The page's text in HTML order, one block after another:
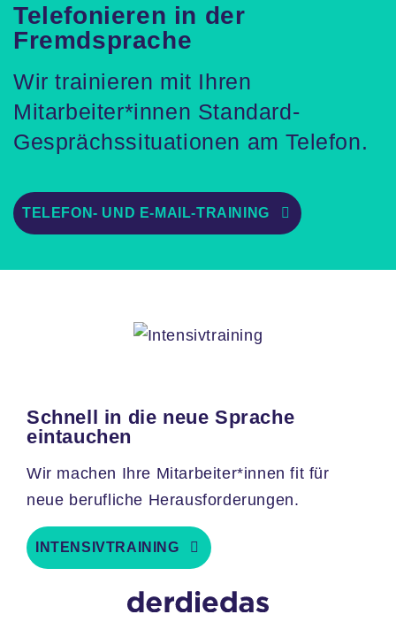
Telefonieren in der
Fremdsprache
Wir trainieren mit Ihren
Mitarbeiter*innen Standard-
Gesprächssituationen am Telefon.
TELEFON- UND E-MAIL-TRAINING
Schnell in die neue Sprache
eintauchen
Wir machen Ihre Mitarbeiter*innen fit für
neue berufliche Herausforderungen.
INTENSIVTRAINING